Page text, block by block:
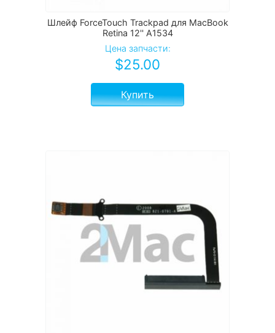
Шлейф ForceTouch Trackpad для MacBook
Retina 12'' A1534
Цена запчасти:
$25.00
Купить